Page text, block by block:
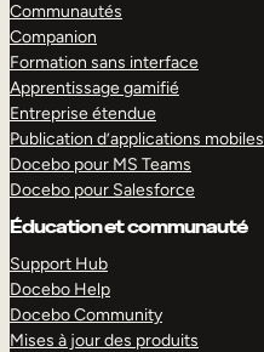
Communautés
Companion
Formation sans interface
Apprentissage gamifié
Entreprise étendue
Publication d’applications mobiles
Docebo pour MS Teams
Docebo pour Salesforce
Éducation et communauté
Support Hub
Docebo Help
Docebo Community
Mises à jour des produits